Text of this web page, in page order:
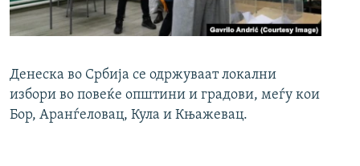
Денеска во Србија се одржуваат локални
избори во повеќе општини и градови, меѓу кои
Бор, Аранѓеловац, Кула и Књажевац.